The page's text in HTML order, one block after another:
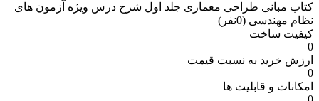
کتاب مبانی طراحی معماری جلد اول شرح درس ویژه آزمون های
نظام مهندسی (0نفر)
کیفیت ساخت
0
ارزش خرید به نسبت قیمت
0
امکانات و قابلیت ها